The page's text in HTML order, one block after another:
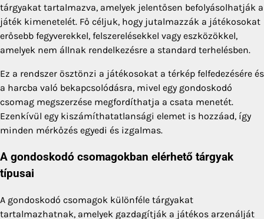
tárgyakat tartalmazva, amelyek jelentősen befolyásolhatják a
játék kimenetelét. Fő céljuk, hogy jutalmazzák a játékosokat
erősebb fegyverekkel, felszerelésekkel vagy eszközökkel,
amelyek nem állnak rendelkezésre a standard terhelésben.
Ez a rendszer ösztönzi a játékosokat a térkép felfedezésére és
a harcba való bekapcsolódásra, mivel egy gondoskodó
csomag megszerzése megfordíthatja a csata menetét.
Ezenkívül egy kiszámíthatatlansági elemet is hozzáad, így
minden mérkőzés egyedi és izgalmas.
A gondoskodó csomagokban elérhető tárgyak
típusai
A gondoskodó csomagok különféle tárgyakat
tartalmazhatnak, amelyek gazdagítják a játékos arzenálját